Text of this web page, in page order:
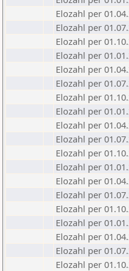
Elozahl per
Elozahl per
Elozahl per
Elozahl per
Elozahl per
Elozahl per
Elozahl per
Elozahl per
Elozahl per
Elozahl per
Elozahl per
Elozahl per
Elozahl per
Elozahl per
Elozahl per
Elozahl per
Elozahl per
Elozahl per
Elozahl per